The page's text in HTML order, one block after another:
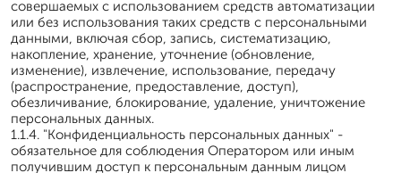
совершаемых с использованием средств автоматизации
или без использования таких средств с персональными
данными, включая сбор, запись, систематизацию,
накопление, хранение, уточнение (обновление,
изменение), извлечение, использование, передачу
(распространение, предоставление, доступ),
обезличивание, блокирование, удаление, уничтожение
персональных данных.
1.1.4. "Конфиденциальность персональных данных" -
обязательное для соблюдения Оператором или иным
получившим доступ к персональным данным лицом